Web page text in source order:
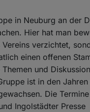
in Neuburg an der
Hier hat man
Vereins verzichtet,
einen offenen
und
ist in den
Die
Ingolstädter Presse